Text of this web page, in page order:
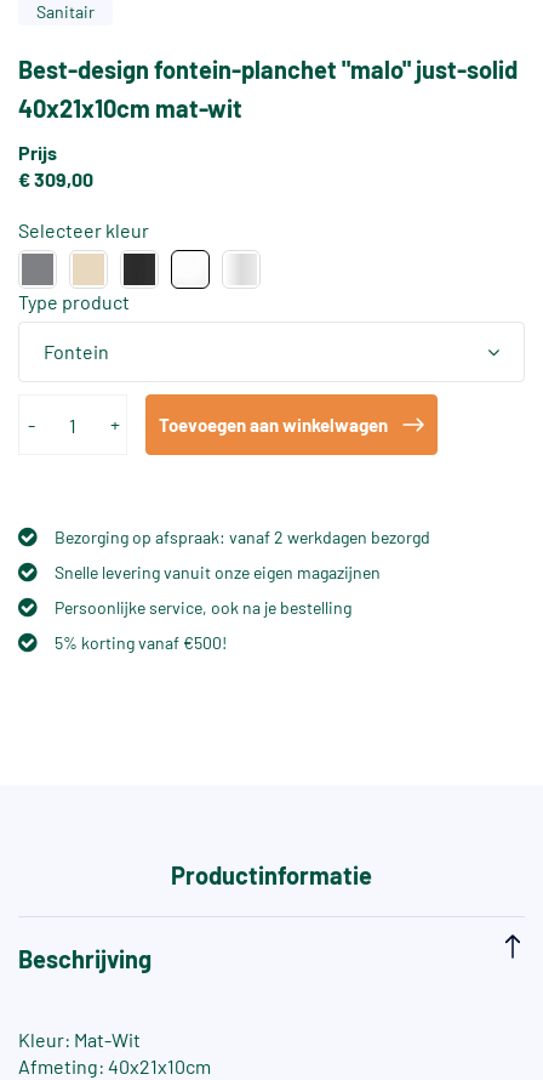
Sanitair
Best-design fontein-planchet "malo" just-solid
40x21x10cm mat-wit
Prijs
€ 309,00
Selecteer kleur
Type product
Fontein
- + Toevoegen aan winkelwagen
Bezorging op afspraak: vanaf 2 werkdagen bezorgd
Snelle levering vanuit onze eigen magazijnen
Persoonlijke service, ook na je bestelling
5% korting vanaf €500!
Productinformatie
Beschrijving
Kleur: Mat-Wit
Afmeting: 40x21x10cm